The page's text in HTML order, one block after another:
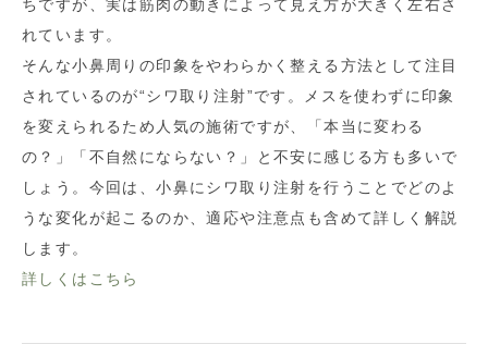
ちですが、実は筋肉の動きによって見え方が大きく左右さ
れています。
そんな小鼻周りの印象をやわらかく整える方法として注目
されているのが“シワ取り注射”です。メスを使わずに印象
を変えられるため人気の施術ですが、「本当に変わる
の？」「不自然にならない？」と不安に感じる方も多いで
しょう。今回は、小鼻にシワ取り注射を行うことでどのよ
うな変化が起こるのか、適応や注意点も含めて詳しく解説
します。
詳しくはこちら